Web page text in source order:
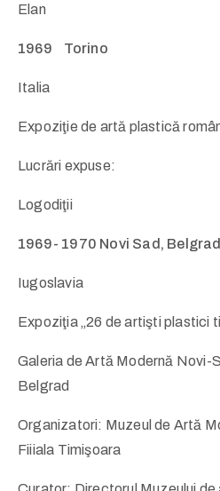
Elan
1969 Torino
Italia
Expoziţie de artă plastică
Lucrări expuse:
Logodiţii
1969- 1970 Novi Sad, Belgrad
Iugoslavia
Expoziţia „26 de artişti plastici
Galeria de Artă Modernă Novi-
Belgrad
Organizatori: Muzeul de Artă
Fiiiala Timişoara